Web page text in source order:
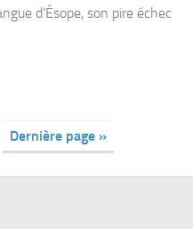
d’Ésope, son pire échec
Dernière page »